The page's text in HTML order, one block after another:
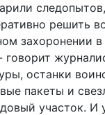
решить
захоронении
говорит
останки
пакеты и
участок. И